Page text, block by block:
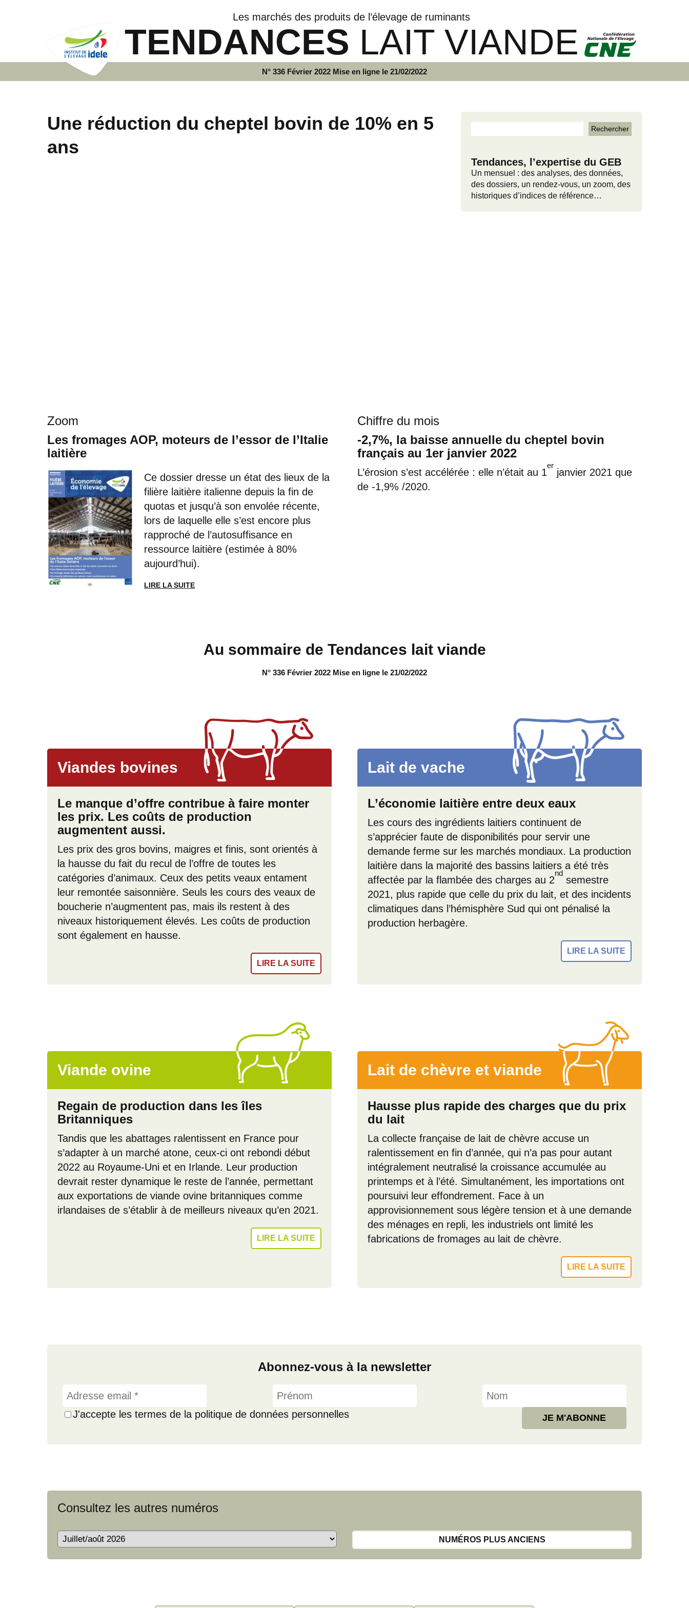
Les marchés des produits de l’élevage de ruminants
TENDANCES LAIT VIANDE
N° 336 Février 2022 Mise en ligne le 21/02/2022
Une réduction du cheptel bovin de 10% en 5
ans
Tendances, l’expertise du GEB
Un mensuel : des analyses, des données,
des dossiers, un rendez-vous, un zoom, des
historiques d’indices de référence…
Zoom
Les fromages AOP, moteurs de l’essor de l’Italie
laitière
Ce dossier dresse un état des lieux de la
filière laitière italienne depuis la fin de
quotas et jusqu’à son envolée récente,
lors de laquelle elle s’est encore plus
rapproché de l’autosuffisance en
ressource laitière (estimée à 80%
aujourd’hui).
LIRE LA SUITE
Chiffre du mois
-2,7%, la baisse annuelle du cheptel bovin
français au 1er janvier 2022
L’érosion s’est accélérée : elle n’était au 1
er
janvier 2021 que
de -1,9% /2020.
Au sommaire de Tendances lait viande
N° 336 Février 2022 Mise en ligne le 21/02/2022
Viandes bovines
Le manque d’offre contribue à faire monter
les prix. Les coûts de production
augmentent aussi.
Les prix des gros bovins, maigres et finis, sont orientés à
la hausse du fait du recul de l’offre de toutes les
catégories d’animaux. Ceux des petits veaux entament
leur remontée saisonnière. Seuls les cours des veaux de
boucherie n’augmentent pas, mais ils restent à des
niveaux historiquement élevés. Les coûts de production
sont également en hausse.
LIRE LA SUITE
Lait de vache
L’économie laitière entre deux eaux
Les cours des ingrédients laitiers continuent de
s’apprécier faute de disponibilités pour servir une
demande ferme sur les marchés mondiaux. La production
laitière dans la majorité des bassins laitiers a été très
affectée par la flambée des charges au 2
nd
semestre
2021, plus rapide que celle du prix du lait, et des incidents
climatiques dans l’hémisphère Sud qui ont pénalisé la
production herbagère.
LIRE LA SUITE
Viande ovine
Regain de production dans les îles
Britanniques
Tandis que les abattages ralentissent en France pour
s’adapter à un marché atone, ceux-ci ont rebondi début
2022 au Royaume-Uni et en Irlande. Leur production
devrait rester dynamique le reste de l’année, permettant
aux exportations de viande ovine britanniques comme
irlandaises de s’établir à de meilleurs niveaux qu’en 2021.
LIRE LA SUITE
Lait de chèvre et viande
Hausse plus rapide des charges que du prix
du lait
La collecte française de lait de chèvre accuse un
ralentissement en fin d’année, qui n’a pas pour autant
intégralement neutralisé la croissance accumulée au
printemps et à l’été. Simultanément, les importations ont
poursuivi leur effondrement. Face à un
approvisionnement sous légère tension et à une demande
des ménages en repli, les industriels ont limité les
fabrications de fromages au lait de chèvre.
LIRE LA SUITE
Abonnez-vous à la newsletter
J'accepte les termes de la politique de données personnelles
Consultez les autres numéros
NUMÉROS PLUS ANCIENS